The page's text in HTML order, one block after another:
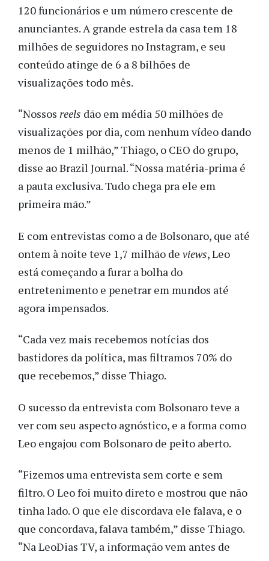
120 funcionários e um número crescente de
anunciantes. A grande estrela da casa tem 18
milhões de seguidores no Instagram, e seu
conteúdo atinge de 6 a 8 bilhões de
visualizações todo mês.
“Nossos reels dão em média 50 milhões de
visualizações por dia, com nenhum vídeo dando
menos de 1 milhão,” Thiago, o CEO do grupo,
disse ao Brazil Journal. “Nossa matéria-prima é
a pauta exclusiva. Tudo chega pra ele em
primeira mão.”
E com entrevistas como a de Bolsonaro, que até
ontem à noite teve 1,7 milhão de views, Leo
está começando a furar a bolha do
entretenimento e penetrar em mundos até
agora impensados.
“Cada vez mais recebemos notícias dos
bastidores da política, mas filtramos 70% do
que recebemos,” disse Thiago.
O sucesso da entrevista com Bolsonaro teve a
ver com seu aspecto agnóstico, e a forma como
Leo engajou com Bolsonaro de peito aberto.
“Fizemos uma entrevista sem corte e sem
filtro. O Leo foi muito direto e mostrou que não
tinha lado. O que ele discordava ele falava, e o
que concordava, falava também,” disse Thiago.
“Na LeoDias TV, a informação vem antes de